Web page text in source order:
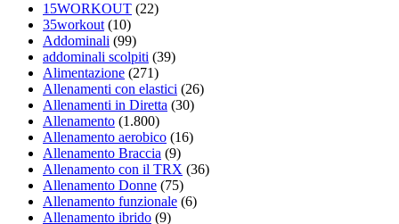
15WORKOUT (22)
35workout (10)
Addominali (99)
addominali scolpiti (39)
Alimentazione (271)
Allenamenti con elastici (26)
Allenamenti in Diretta (30)
Allenamento (1.800)
Allenamento aerobico (16)
Allenamento Braccia (9)
Allenamento con il TRX (36)
Allenamento Donne (75)
Allenamento funzionale (6)
Allenamento ibrido (9)